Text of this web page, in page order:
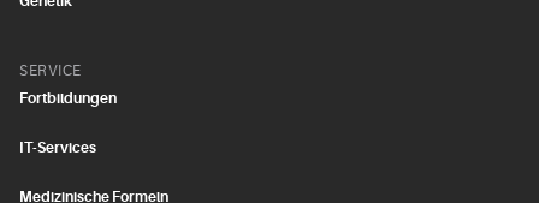
SERVICE
Fortbildungen
IT-Services
Medizinische Formeln